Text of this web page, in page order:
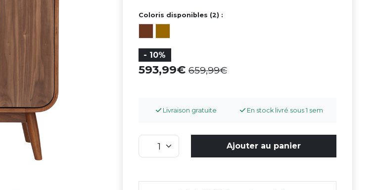
Coloris disponibles (2) :
- 10%
593,99 659,99
Livraison gratuite En stock livré sous 1 sem
Ajouter au panier